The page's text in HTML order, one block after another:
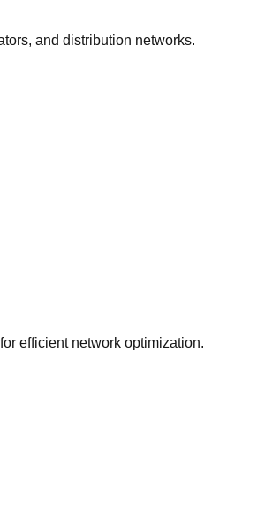
and distribution networks.
efficient network optimization.